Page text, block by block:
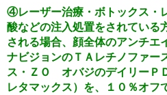
④レーザー治療・ボトックス・
酸などの注入処置をされている
される場合、顔全体のアンチエ
ナビジョンのＴＡレチノファー
ス・ＺＯ オバジのデイリーＰ
レタマックス）を、
１０％オフ